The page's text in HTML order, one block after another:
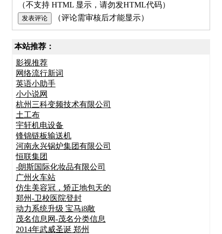
（不支持 HTML 显示，请勿发HTML代码）
（评论需审核后才能显示）
本站推荐：
影视推荐
网络流行新词
英语小助手
小小说网
杭州三科变频技术有限公司
土工布
宇轩机电设备
锋锦链板输送机
河南永兴锅炉集团有限公司
恒联集团
-朗斯国际化妆品有限公司
广州火车站
仿生美容冠，矫正地包天的
郑州-卫校医院登封
动力系统升级 宝马i8敞
茂名信息网-茂名分类信息
2014年武威圣诞 郑州